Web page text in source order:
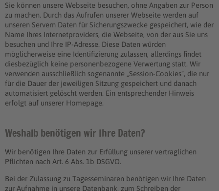
Sie können unsere Webseite besuchen, ohne Angaben zur Person
zu machen. Durch das Aufrufen unserer Webseite werden auf
unseren Servern Daten für Sicherungszwecke gespeichert, wie der
Name Ihres Internetproviders, die Webseite, von der aus Sie uns
besuchen und Ihre IP-Adresse. Diese Daten würden
möglicherweise eine Identifizierung zulassen, allerdings findet
diesbezüglich keine personenbezogene Verwertung statt. Wir
verwenden ausschließlich sogenannte „Session-Cookies“, die nur
für die Dauer der jeweiligen Sitzung gespeichert und danach
automatisiert gelöscht werden. Ein entsprechender Hinweis
erfolgt auf unserer Homepage.
Weshalb benötigen wir Ihre Daten?
Wir benötigen Ihre Daten zur Erfüllung unserer vertraglichen
Pflichten nach Art. 6 Abs. 1b DSGVO.
Bei der Zulassung zu Tagesseminaren benötigen wir Ihre Daten
zur Aufnahme in unsere Datenbank, zum Schreiben der